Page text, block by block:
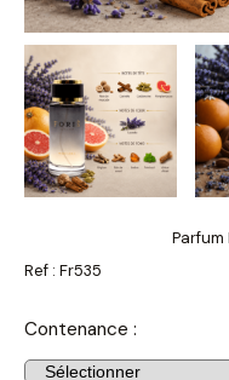
Parfum
Ref : Fr535
Contenance :